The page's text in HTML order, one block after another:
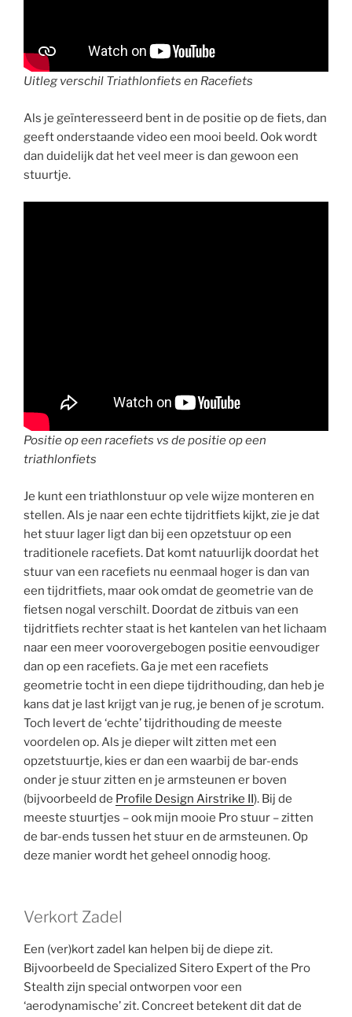
Uitleg verschil Triathlonfiets en Racefiets
Als je geïnteresseerd bent in de positie op de fiets, dan
geeft onderstaande video een mooi beeld. Ook wordt
dan duidelijk dat het veel meer is dan gewoon een
stuurtje.
Positie op een racefiets vs de positie op een
triathlonfiets
Je kunt een triathlonstuur op vele wijze monteren en
stellen. Als je naar een echte tijdritfiets kijkt, zie je dat
het stuur lager ligt dan bij een opzetstuur op een
traditionele racefiets. Dat komt natuurlijk doordat het
stuur van een racefiets nu eenmaal hoger is dan van
een tijdritfiets, maar ook omdat de geometrie van de
fietsen nogal verschilt. Doordat de zitbuis van een
tijdritfiets rechter staat is het kantelen van het lichaam
naar een meer voorovergebogen positie eenvoudiger
dan op een racefiets. Ga je met een racefiets
geometrie tocht in een diepe tijdrithouding, dan heb je
kans dat je last krijgt van je rug, je benen of je scrotum.
Toch levert de ‘echte’ tijdrithouding de meeste
voordelen op. Als je dieper wilt zitten met een
opzetstuurtje, kies er dan een waarbij de bar-ends
onder je stuur zitten en je armsteunen er boven
(bijvoorbeeld de Profile Design Airstrike II). Bij de
meeste stuurtjes – ook mijn mooie Pro stuur – zitten
de bar-ends tussen het stuur en de armsteunen. Op
deze manier wordt het geheel onnodig hoog.
Verkort Zadel
Een (ver)kort zadel kan helpen bij de diepe zit.
Bijvoorbeeld de Specialized Sitero Expert of the Pro
Stealth zijn special ontworpen voor een
‘aerodynamische’ zit. Concreet betekent dit dat de